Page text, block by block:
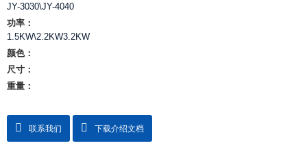
JY-3030\JY-4040
功率：
1.5KW\2.2KW3.2KW
颜色：
尺寸：
重量：
联系我们 下载介绍文档